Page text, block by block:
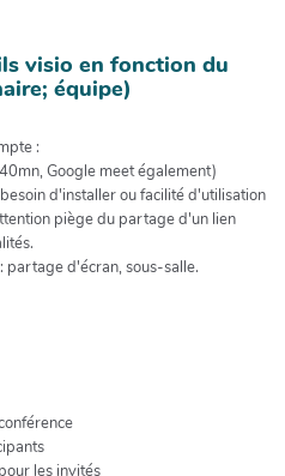
visio en fonction du
équipe)
:
Google meet également)
d'installer ou facilité d'utilisation
piège du partage d'un lien
partage d'écran, sous-salle.
les invités